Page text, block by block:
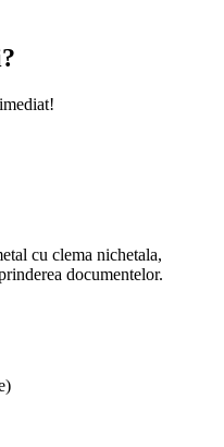
cu clema nichetala,
documentelor.